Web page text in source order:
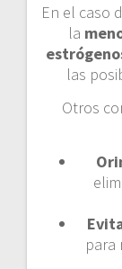
En el caso
la
las
Otros
para